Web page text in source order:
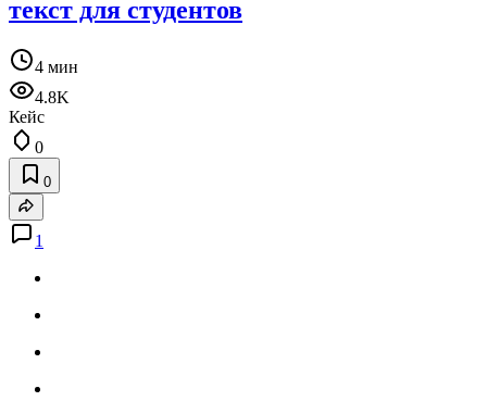
текст для студентов
4 мин
4.8K
Кейс
0
0
1